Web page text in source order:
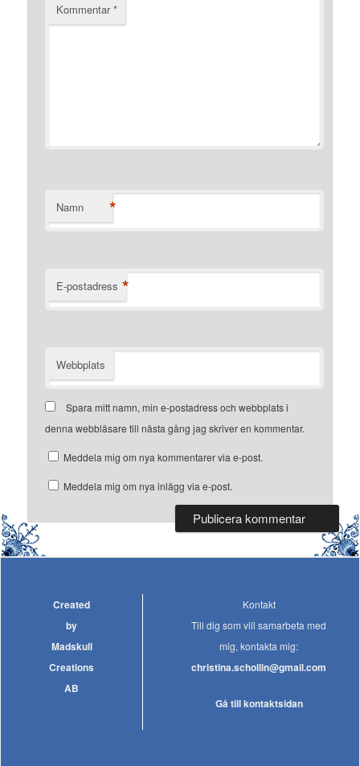
Kommentar*
Namn *
E-postadress *
Webbplats
Spara mitt namn, min e-postadress och webbplats i
denna webbläsare till nästa gång jag skriver en kommentar.
Meddela mig om nya kommentarer via e-post.
Meddela mig om nya inlägg via e-post.
Created
by
Madskull
Creations
AB
Kontakt
Till dig som vill samarbeta med
mig, kontakta mig:
christina.schollin@gmail.com
Gå till kontaktsidan